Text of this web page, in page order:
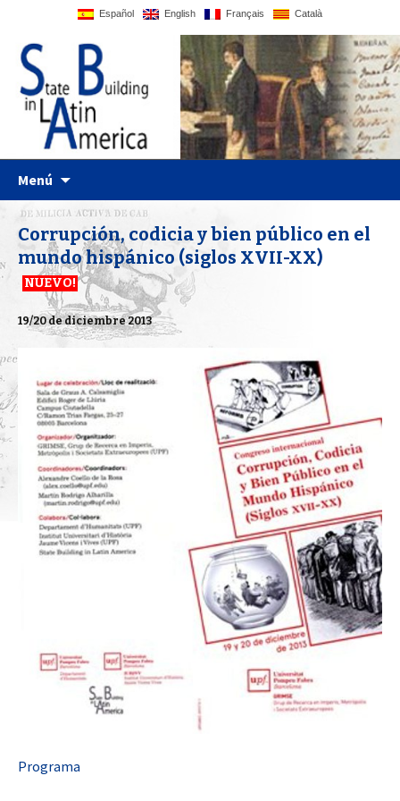
Español English Français Català
Statebglat
UPF website
Menú
Corrupción, codicia y bien público en el
mundo hispánico (siglos XVII-XX)
19/20 de diciembre 2013
Programa